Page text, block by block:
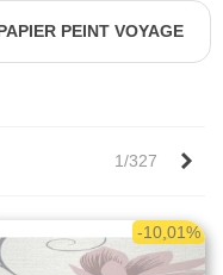
PEINT VOYAGE
1/327
-10,01%